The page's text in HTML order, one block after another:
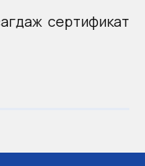
сертификат